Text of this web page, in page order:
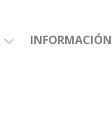
INFORMACIÓN